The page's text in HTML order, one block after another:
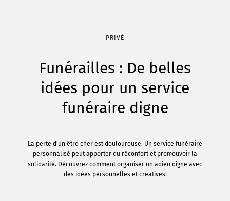
PRIVÉ
Funérailles : De belles
idées pour un service
funéraire digne
La perte d'un être cher est douloureuse. Un service funéraire
personnalisé peut apporter du réconfort et promouvoir la
solidarité. Découvrez comment organiser un adieu digne avec
des idées personnelles et créatives.